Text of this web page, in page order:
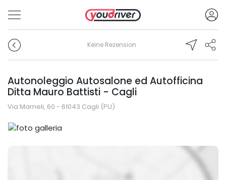
Keine Rezension
Autonoleggio Autosalone ed Autofficina
Ditta Mauro Battisti - Cagli
Via Mameli, 60 - 61043 Cagli (PU)